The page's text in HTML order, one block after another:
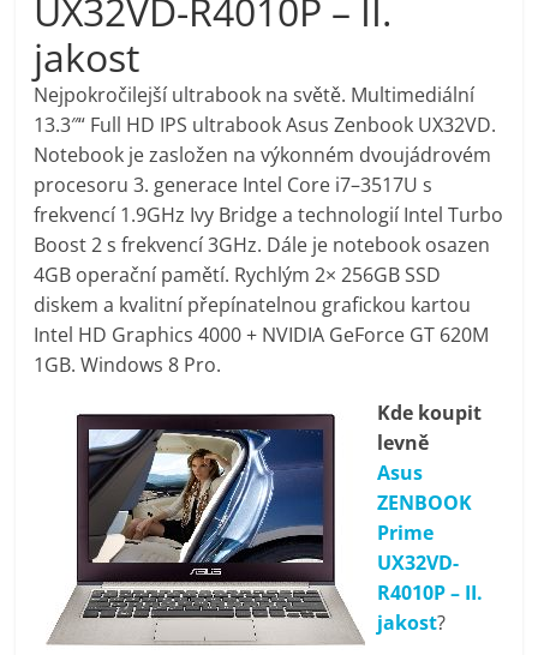
pračky,
televize,
notebooky,
mobilní
telefony,
kávovary,
bazény
elektronika
porovnání
Elektro
recenze,
UX32VD-R4010P – II.
jakost
Nejpokročilejší ultrabook na světě. Multimediální
13.3″“ Full HD IPS ultrabook Asus Zenbook UX32VD.
Notebook je zasložen na výkonném dvoujádrovém
procesoru 3. generace Intel Core i7–3517U s
frekvencí 1.9GHz Ivy Bridge a technologií Intel Turbo
Boost 2 s frekvencí 3GHz. Dále je notebook osazen
4GB operační pamětí. Rychlým 2× 256GB SSD
diskem a kvalitní přepínatelnou grafickou kartou
Intel HD Graphics 4000 + NVIDIA GeForce GT 620M
1GB. Windows 8 Pro.
Kde koupit
levně
Asus
ZENBOOK
Prime
UX32VD-
R4010P – II.
jakost?